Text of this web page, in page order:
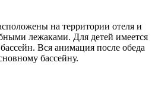
на территории отеля и
лежаками. Для детей имеется
Вся анимация после обеда
бассейну.